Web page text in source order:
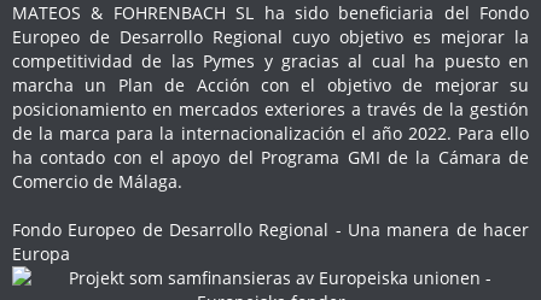
MATEOS & FOHRENBACH SL ha sido beneficiaria del Fondo
Europeo de Desarrollo Regional cuyo objetivo es mejorar la
competitividad de las Pymes y gracias al cual ha puesto en
marcha un Plan de Acción con el objetivo de mejorar su
posicionamiento en mercados exteriores a través de la gestión
de la marca para la internacionalización el año 2022. Para ello
ha contado con el apoyo del Programa GMI de la Cámara de
Comercio de Málaga.
Fondo Europeo de Desarrollo Regional - Una manera de hacer
Europa